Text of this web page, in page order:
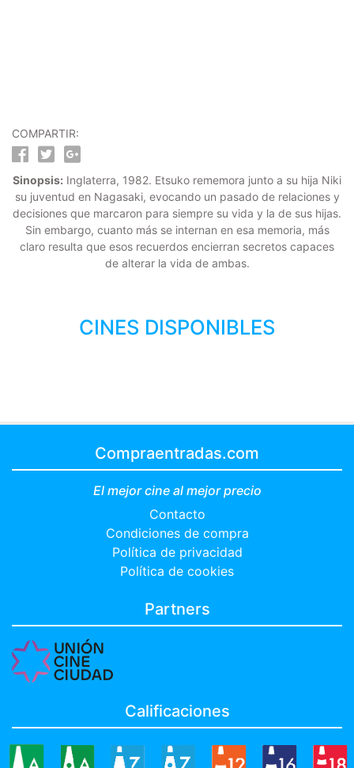
COMPARTIR:
Sinopsis: Inglaterra, 1982. Etsuko rememora junto a su hija Niki
su juventud en Nagasaki, evocando un pasado de relaciones y
decisiones que marcaron para siempre su vida y la de sus hijas.
Sin embargo, cuanto más se internan en esa memoria, más
claro resulta que esos recuerdos encierran secretos capaces
de alterar la vida de ambas.
CINES DISPONIBLES
Compraentradas.com
El mejor cine al mejor precio
Contacto
Condiciones de compra
Política de privacidad
Política de cookies
Partners
Calificaciones